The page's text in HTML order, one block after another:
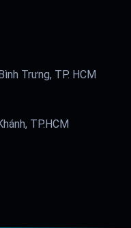
Trưng, TP. HCM
TP.HCM